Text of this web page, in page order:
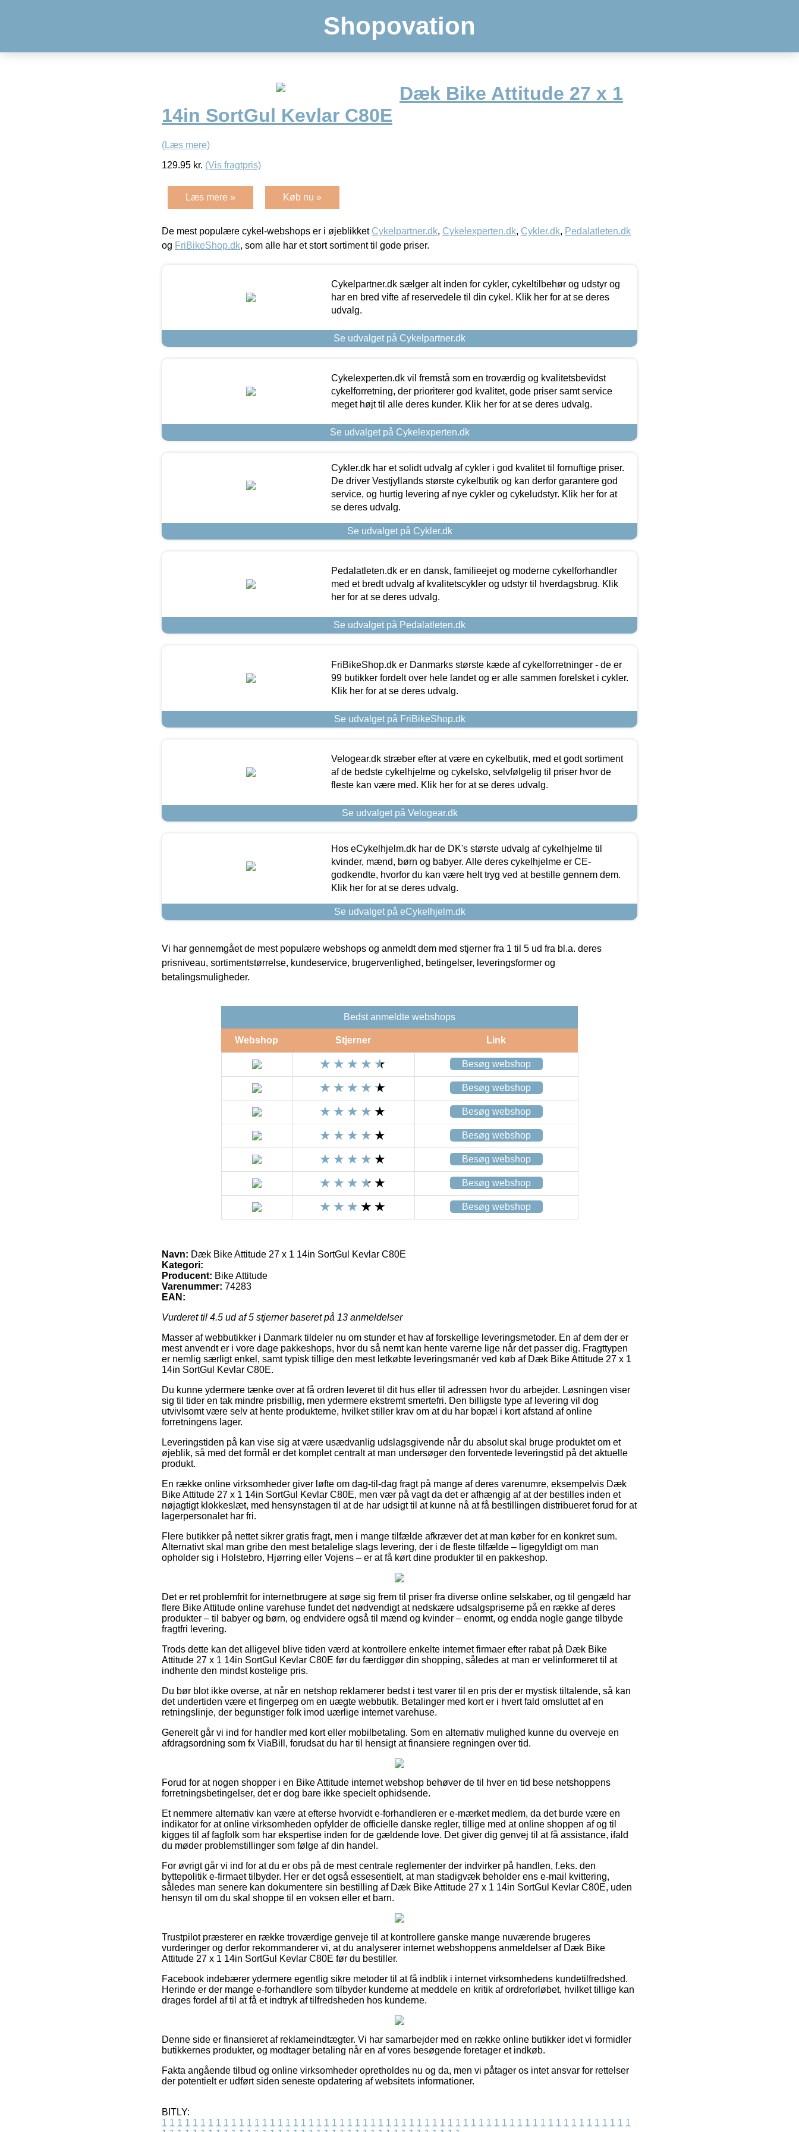
Shopovation
Dæk Bike Attitude 27 x 1
14in SortGul Kevlar C80E
(Læs mere)
129.95 kr. (Vis fragtpris)
Læs mere » Køb nu »
De mest populære cykel-webshops er i øjeblikket Cykelpartner.dk, Cykelexperten.dk, Cykler.dk, Pedalatleten.dk
og FriBikeShop.dk, som alle har et stort sortiment til gode priser.
Cykelpartner.dk sælger alt inden for cykler, cykeltilbehør og udstyr og
har en bred vifte af reservedele til din cykel. Klik her for at se deres
udvalg.
Se udvalget på Cykelpartner.dk
Cykelexperten.dk vil fremstå som en troværdig og kvalitetsbevidst
cykelforretning, der prioriterer god kvalitet, gode priser samt service
meget højt til alle deres kunder. Klik her for at se deres udvalg.
Se udvalget på Cykelexperten.dk
Cykler.dk har et solidt udvalg af cykler i god kvalitet til fornuftige priser.
De driver Vestjyllands største cykelbutik og kan derfor garantere god
service, og hurtig levering af nye cykler og cykeludstyr. Klik her for at
se deres udvalg.
Se udvalget på Cykler.dk
Pedalatleten.dk er en dansk, familieejet og moderne cykelforhandler
med et bredt udvalg af kvalitetscykler og udstyr til hverdagsbrug. Klik
her for at se deres udvalg.
Se udvalget på Pedalatleten.dk
FriBikeShop.dk er Danmarks største kæde af cykelforretninger - de er
99 butikker fordelt over hele landet og er alle sammen forelsket i cykler.
Klik her for at se deres udvalg.
Se udvalget på FriBikeShop.dk
Velogear.dk stræber efter at være en cykelbutik, med et godt sortiment
af de bedste cykelhjelme og cykelsko, selvfølgelig til priser hvor de
fleste kan være med. Klik her for at se deres udvalg.
Se udvalget på Velogear.dk
Hos eCykelhjelm.dk har de DK's største udvalg af cykelhjelme til
kvinder, mænd, børn og babyer. Alle deres cykelhjelme er CE-
godkendte, hvorfor du kan være helt tryg ved at bestille gennem dem.
Klik her for at se deres udvalg.
Se udvalget på eCykelhjelm.dk
Vi har gennemgået de mest populære webshops og anmeldt dem med stjerner fra 1 til 5 ud fra bl.a. deres
prisniveau, sortimentstørrelse, kundeservice, brugervenlighed, betingelser, leveringsformer og
betalingsmuligheder.
Bedst anmeldte webshops
Webshop Stjerner Link
Besøg webshop
Besøg webshop
Besøg webshop
Besøg webshop
Besøg webshop
Besøg webshop
Besøg webshop
Navn: Dæk Bike Attitude 27 x 1 14in SortGul Kevlar C80E
Kategori:
Producent: Bike Attitude
Varenummer: 74283
EAN:
Vurderet til 4.5 ud af 5 stjerner baseret på 13 anmeldelser
Masser af webbutikker i Danmark tildeler nu om stunder et hav af forskellige leveringsmetoder. En af dem der er
mest anvendt er i vore dage pakkeshops, hvor du så nemt kan hente varerne lige når det passer dig. Fragttypen
er nemlig særligt enkel, samt typisk tillige den mest letkøbte leveringsmanér ved køb af Dæk Bike Attitude 27 x 1
14in SortGul Kevlar C80E.
Du kunne ydermere tænke over at få ordren leveret til dit hus eller til adressen hvor du arbejder. Løsningen viser
sig til tider en tak mindre prisbillig, men ydermere ekstremt smertefri. Den billigste type af levering vil dog
utvivlsomt være selv at hente produkterne, hvilket stiller krav om at du har bopæl i kort afstand af online
forretningens lager.
Leveringstiden på kan vise sig at være usædvanlig udslagsgivende når du absolut skal bruge produktet om et
øjeblik, så med det formål er det komplet centralt at man undersøger den forventede leveringstid på det aktuelle
produkt.
En række online virksomheder giver løfte om dag-til-dag fragt på mange af deres varenumre, eksempelvis Dæk
Bike Attitude 27 x 1 14in SortGul Kevlar C80E, men vær på vagt da det er afhængig af at der bestilles inden et
nøjagtigt klokkeslæt, med hensynstagen til at de har udsigt til at kunne nå at få bestillingen distribueret forud for at
lagerpersonalet har fri.
Flere butikker på nettet sikrer gratis fragt, men i mange tilfælde afkræver det at man køber for en konkret sum.
Alternativt skal man gribe den mest betalelige slags levering, der i de fleste tilfælde – ligegyldigt om man
opholder sig i Holstebro, Hjørring eller Vojens – er at få kørt dine produkter til en pakkeshop.
Det er ret problemfrit for internetbrugere at søge sig frem til priser fra diverse online selskaber, og til gengæld har
flere Bike Attitude online varehuse fundet det nødvendigt at nedskære udsalgspriserne på en række af deres
produkter – til babyer og børn, og endvidere også til mænd og kvinder – enormt, og endda nogle gange tilbyde
fragtfri levering.
Trods dette kan det alligevel blive tiden værd at kontrollere enkelte internet firmaer efter rabat på Dæk Bike
Attitude 27 x 1 14in SortGul Kevlar C80E før du færdiggør din shopping, således at man er velinformeret til at
indhente den mindst kostelige pris.
Du bør blot ikke overse, at når en netshop reklamerer bedst i test varer til en pris der er mystisk tiltalende, så kan
det undertiden være et fingerpeg om en uægte webbutik. Betalinger med kort er i hvert fald omsluttet af en
retningslinje, der begunstiger folk imod uærlige internet varehuse.
Generelt går vi ind for handler med kort eller mobilbetaling. Som en alternativ mulighed kunne du overveje en
afdragsordning som fx ViaBill, forudsat du har til hensigt at finansiere regningen over tid.
Forud for at nogen shopper i en Bike Attitude internet webshop behøver de til hver en tid bese netshoppens
forretningsbetingelser, det er dog bare ikke specielt ophidsende.
Et nemmere alternativ kan være at efterse hvorvidt e-forhandleren er e-mærket medlem, da det burde være en
indikator for at online virksomheden opfylder de officielle danske regler, tillige med at online shoppen af og til
kigges til af fagfolk som har ekspertise inden for de gældende love. Det giver dig genvej til at få assistance, ifald
du møder problemstillinger som følge af din handel.
For øvrigt går vi ind for at du er obs på de mest centrale reglementer der indvirker på handlen, f.eks. den
byttepolitik e-firmaet tilbyder. Her er det også essesentielt, at man stadigvæk beholder ens e-mail kvittering,
således man senere kan dokumentere sin bestilling af Dæk Bike Attitude 27 x 1 14in SortGul Kevlar C80E, uden
hensyn til om du skal shoppe til en voksen eller et barn.
Trustpilot præsterer en række troværdige genveje til at kontrollere ganske mange nuværende brugeres
vurderinger og derfor rekommanderer vi, at du analyserer internet webshoppens anmeldelser af Dæk Bike
Attitude 27 x 1 14in SortGul Kevlar C80E før du bestiller.
Facebook indebærer ydermere egentlig sikre metoder til at få indblik i internet virksomhedens kundetilfredshed.
Herinde er der mange e-forhandlere som tilbyder kunderne at meddele en kritik af ordreforløbet, hvilket tillige kan
drages fordel af til at få et indtryk af tilfredsheden hos kunderne.
Denne side er finansieret af reklameindtægter. Vi har samarbejder med en række online butikker idet vi formidler
butikkernes produkter, og modtager betaling når en af vores besøgende foretager et indkøb.
Fakta angående tilbud og online virksomheder opretholdes nu og da, men vi påtager os intet ansvar for rettelser
der potentielt er udført siden seneste opdatering af websitets informationer.
BITLY:
1 1 1 1 1 1 1 1 1 1 1 1 1 1 1 1 1 1 1 1 1 1 1 1 1 1 1 1 1 1 1 1 1 1 1 1 1 1 1 1 1 1 1 1 1 1 1 1 1 1 1 1 1 1 1 1 1 1 1 1 1